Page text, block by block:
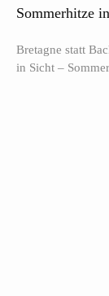
Sommerhitze
Bretagne statt
in Sicht –